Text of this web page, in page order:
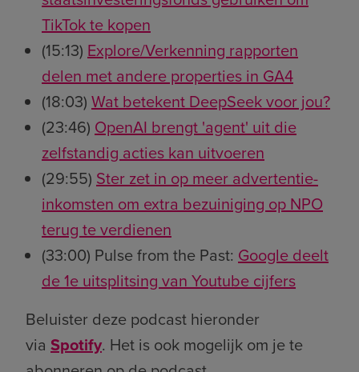
TikTok te kopen
(15:13) Explore/Verkenning rapporten
delen met andere properties in GA4
(18:03) Wat betekent DeepSeek voor jou?
(23:46) OpenAI brengt 'agent' uit die
zelfstandig acties kan uitvoeren
(29:55) Ster zet in op meer advertentie-
inkomsten om extra bezuiniging op NPO
terug te verdienen
(33:00) Pulse from the Past: Google deelt
de 1e uitsplitsing van Youtube cijfers
Beluister deze podcast hieronder
via Spotify. Het is ook mogelijk om je te